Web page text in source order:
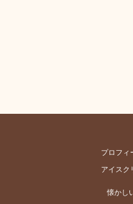
プロフィ
アイスク
懐かし